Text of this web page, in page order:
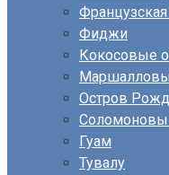
Фиджи
Кокосовые
Остров
Соломоновы
Гуам
Тувалу